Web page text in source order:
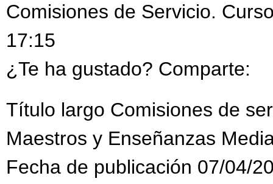
Comisiones de Servicio.
17:15
¿Te ha gustado? Comparte:
Título largo Comisiones de
Maestros y Enseñanzas
Fecha de publicación 07/04/